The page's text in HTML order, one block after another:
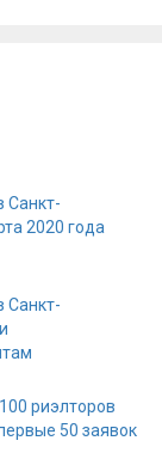
Санкт-
2020 года
Санкт-
риэлторов
50 заявок